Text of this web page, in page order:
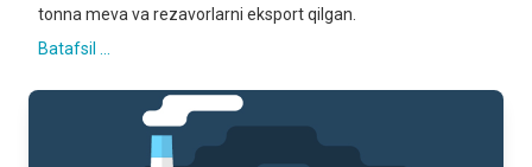
tonna meva va rezavorlarni eksport qilgan.
Batafsil ...